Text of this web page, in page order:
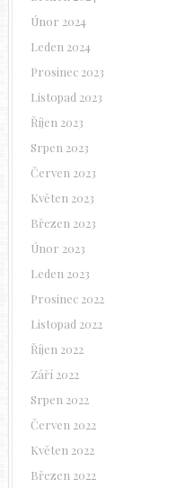
Únor 2024
Leden 2024
Prosinec 2023
Listopad 2023
Říjen 2023
Srpen 2023
Červen 2023
Květen 2023
Březen 2023
Únor 2023
Leden 2023
Prosinec 2022
Listopad 2022
Říjen 2022
Září 2022
Srpen 2022
Červen 2022
Květen 2022
Březen 2022